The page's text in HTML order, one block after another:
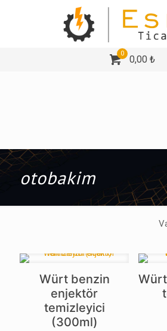
0
0,00 ₺
otobakim
Würt benzin
enjektör
temizleyici
(300ml)